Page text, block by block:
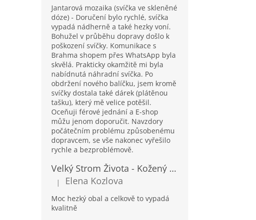
Jantarová mozaika (svíčka ve skleněné
dóze) - Doručení bylo rychlé, svíčka
vypadá nádherně a také hezky voní.
Bohužel v průběhu dopravy došlo k
poškození svíčky. Komunikace s
Brahma shopem přes WhatsApp byla
skvělá. Prakticky okamžitě mi byla
nabídnutá náhradní svíčka. Po
obdržení nového balíčku, jsem kromě
svíčky dostala také dárek (plátěnou
tašku), který mě velice potěšil.
Oceňuji férové jednání a E-shop
můžu jenom doporučit. Navzdory
počátečním problému způsobenému
dopravcem, se vše nakonec vyřešilo
rychle a bezproblémově.
Velký Strom Života - Kožený Zápisník se Šňůrkou a Kamínkem - 20x16x2cm - 160 Stran
Hodnocení produktu je 5 z 5 hvězdiček.
| Elena Kozlova
Moc hezký obal a celkově to vypadá
kvalitně